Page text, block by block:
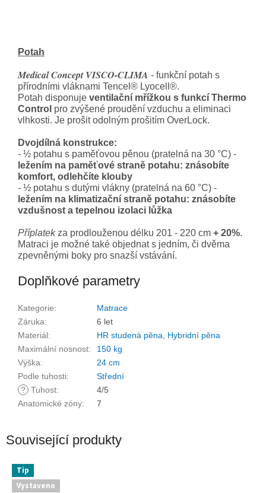
Potah
Medical Concept VISCO-CLIMA - funkční potah s
přírodními vláknami Tencel® Lyocell®.
Potah disponuje ventilační mřížkou s funkcí Thermo
Control pro zvýšené proudění vzduchu a eliminaci
vlhkosti. Je prošit odolným prošitím OverLock.
Dvojdílná konstrukce:
- ½ potahu s paměťovou pěnou (pratelná na 30 °C) -
ležením na paměťové straně potahu: znásobíte
komfort, odlehčíte klouby
- ½ potahu s dutými vlákny (pratelná na 60 °C) -
ležením na klimatizační straně potahu: znásobíte
vzdušnost a tepelnou izolaci lůžka
Příplatekza prodlouženou délku 201 - 220 cm + 20%.
Matraci je možné také objednat s jedním, či dvěma
zpevněnými boky pro snazší vstávání.
Doplňkové parametry
Kategorie:
Matrace
Záruka:
6 let
Materiál: HR studená pěna
Hybridní pěna
Maximální nosnost:
150 kg
Výška:
24 cm
Podle tuhosti:
Střední
? Tuhost:
4/5
Anatomické zóny: 7
Související produkty
Tip
Vystaveno